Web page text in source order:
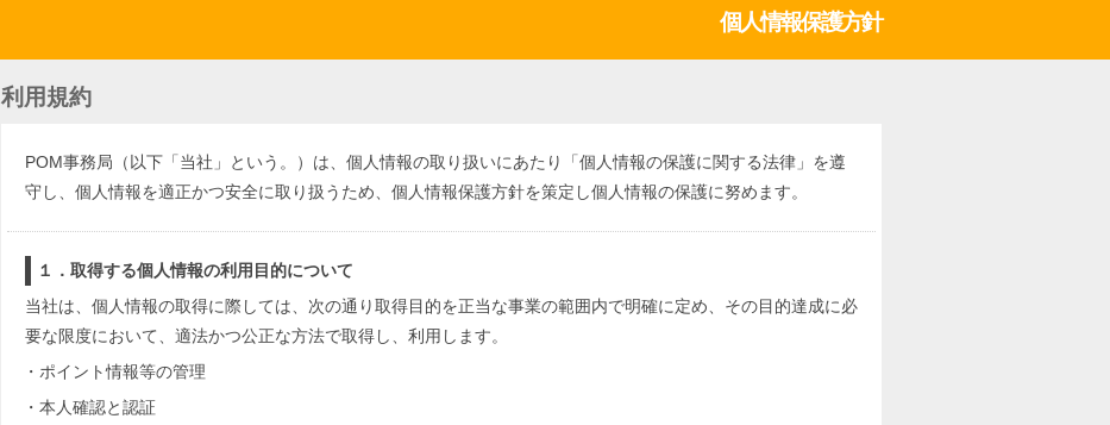
個人情報保護方針
利用規約
POM事務局（以下「当社」という。）は、個人情報の取り扱いにあたり「個人情報の保護に関する法律」を遵
守し、個人情報を適正かつ安全に取り扱うため、個人情報保護方針を策定し個人情報の保護に努めます。
１．取得する個人情報の利用目的について
当社は、個人情報の取得に際しては、次の通り取得目的を正当な事業の範囲内で明確に定め、その目的達成に必
要な限度において、適法かつ公正な方法で取得し、利用します。
・ポイント情報等の管理
・本人確認と認証